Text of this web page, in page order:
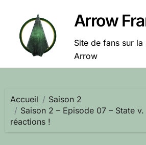
contenu
Arrow
Site de fans sur la
Arrow
Accueil
Saison 2
Saison 2 – Episode 07 – State
réactions !